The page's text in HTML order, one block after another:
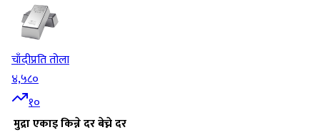
चाँदीप्रति तोला
४,५८०
१०
मुद्राएकाइकिन्ने दरबेच्ने दर